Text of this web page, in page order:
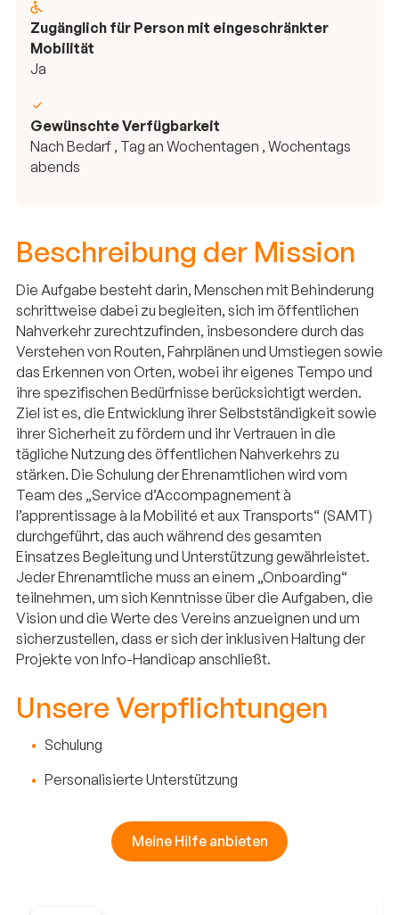
Zugänglich für Person mit eingeschränkter
Mobilität
Ja
Gewünschte Verfügbarkeit
Nach Bedarf , Tag an Wochentagen , Wochentags
abends
Beschreibung der Mission
Die Aufgabe besteht darin, Menschen mit Behinderung
schrittweise dabei zu begleiten, sich im öffentlichen
Nahverkehr zurechtzufinden, insbesondere durch das
Verstehen von Routen, Fahrplänen und Umstiegen sowie
das Erkennen von Orten, wobei ihr eigenes Tempo und
ihre spezifischen Bedürfnisse berücksichtigt werden.
Ziel ist es, die Entwicklung ihrer Selbstständigkeit sowie
ihrer Sicherheit zu fördern und ihr Vertrauen in die
tägliche Nutzung des öffentlichen Nahverkehrs zu
stärken. Die Schulung der Ehrenamtlichen wird vom
Team des „Service d’Accompagnement à
l’apprentissage à la Mobilité et aux Transports“ (SAMT)
durchgeführt, das auch während des gesamten
Einsatzes Begleitung und Unterstützung gewährleistet.
Jeder Ehrenamtliche muss an einem „Onboarding“
teilnehmen, um sich Kenntnisse über die Aufgaben, die
Vision und die Werte des Vereins anzueignen und um
sicherzustellen, dass er sich der inklusiven Haltung der
Projekte von Info-Handicap anschließt.
Unsere Verpflichtungen
Schulung
Personalisierte Unterstützung
Meine Hilfe anbieten